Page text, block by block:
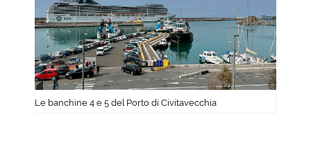
Le banchine 4 e 5 del Porto di Civitavecchia